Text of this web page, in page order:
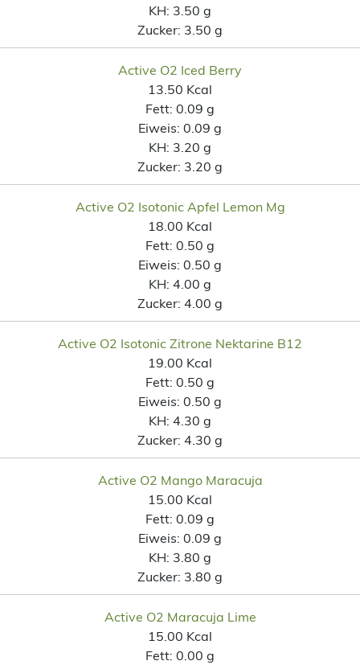
KH: 3.50 g
Zucker: 3.50 g
Active O2 Iced Berry
13.50 Kcal
Fett: 0.09 g
Eiweis: 0.09 g
KH: 3.20 g
Zucker: 3.20 g
Active O2 Isotonic Apfel Lemon Mg
18.00 Kcal
Fett: 0.50 g
Eiweis: 0.50 g
KH: 4.00 g
Zucker: 4.00 g
Active O2 Isotonic Zitrone Nektarine B12
19.00 Kcal
Fett: 0.50 g
Eiweis: 0.50 g
KH: 4.30 g
Zucker: 4.30 g
Active O2 Mango Maracuja
15.00 Kcal
Fett: 0.09 g
Eiweis: 0.09 g
KH: 3.80 g
Zucker: 3.80 g
Active O2 Maracuja Lime
15.00 Kcal
Fett: 0.00 g